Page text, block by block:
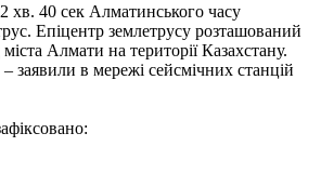
хв. 40 сек Алматинського часу
Епіцентр землетрусу розташований
Алмати на території Казахстану.
заявили в мережі сейсмічних станцій